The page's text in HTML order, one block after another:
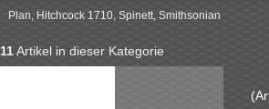
Konto
Plan, Hitchcock 1710, Spinett, Smithsonian
11Artikel in dieser Kategorie